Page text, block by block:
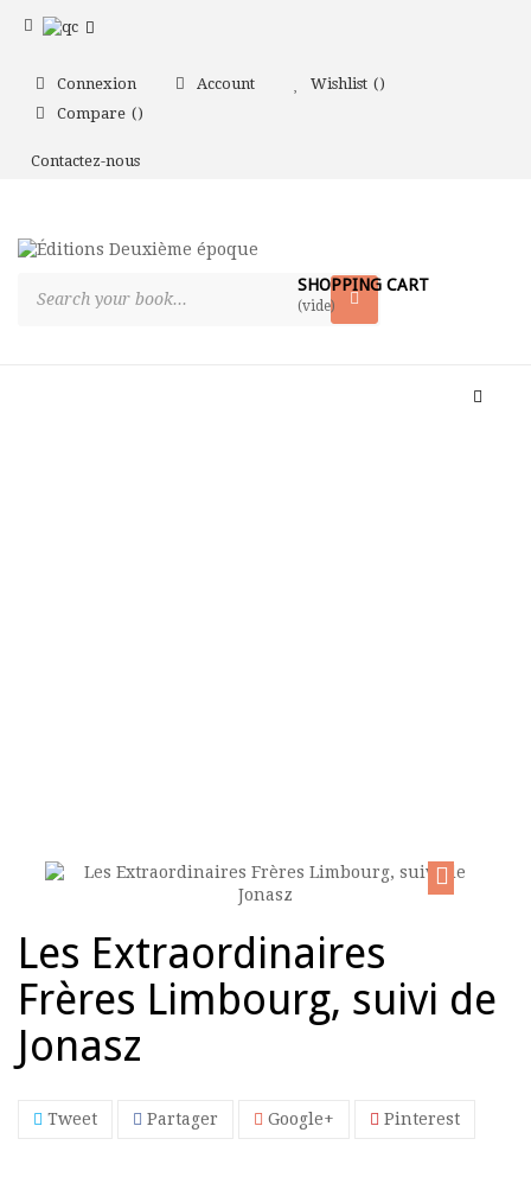
Connexion Account
Wishlist
Compare
Contactez-nous
SHOPPING CART
(vide)
Toggle
Les Extraordinaires
Frères Limbourg, suivi de
Jonasz
Tweet Partager Google+ Pinterest